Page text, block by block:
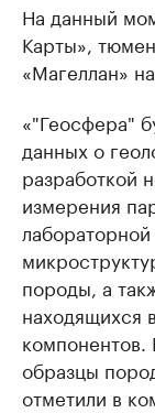
На данный
Карты»,
«Магеллан»
«"Геосфера"
данных о
разработкой
измерения
породы, а
находящихся
компонентов.
образцы
отметили в